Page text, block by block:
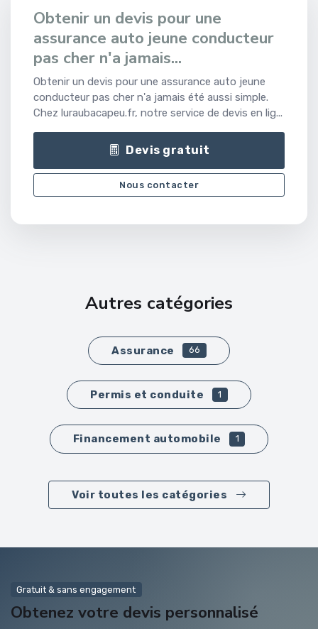
Obtenir un devis pour une
assurance auto jeune conducteur
pas cher n'a jamais...
Obtenir un devis pour une assurance auto jeune
conducteur pas cher n'a jamais été aussi simple.
Chez luraubacapeu.fr, notre service de devis en lig...
Devis gratuit
Nous contacter
Autres catégories
Assurance 66
Permis et conduite 1
Financement automobile 1
Voir toutes les catégories
Gratuit & sans engagement
Obtenez votre devis personnalisé